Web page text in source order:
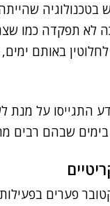
בטכנולוגיה
לא תפקדה כמו
באותם
התגייסו על
שבהם רבים
התגלו אחרי ה-7